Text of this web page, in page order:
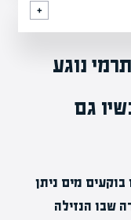
נוגע
גם
מים ניתן
שבו הנזילה